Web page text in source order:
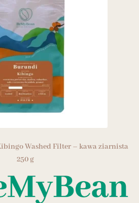
Washed Filter – kawa ziarnista
250 g